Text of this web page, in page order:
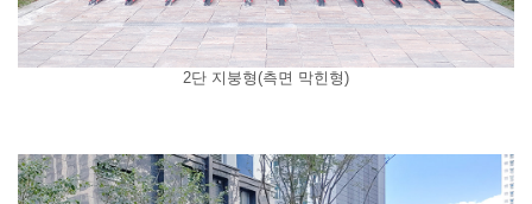
2단 지붕형(측면 막힌형)